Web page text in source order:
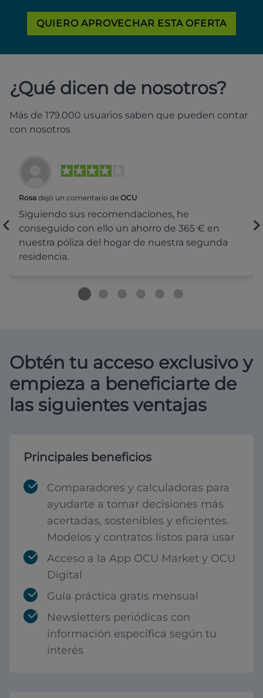
QUIERO APROVECHAR ESTA OFERTA
¿Qué dicen de nosotros?
Más de 179.000 usuarios saben que pueden contar
con nosotros
Rosa dejó un comentario de OCU
Siguiendo sus recomendaciones, he
conseguido con ello un ahorro de 365 € en
nuestra póliza del hogar de nuestra segunda
residencia.
Obtén tu acceso exclusivo y
empieza a beneficiarte de
las siguientes ventajas
Principales beneficios
Comparadores y calculadoras para
ayudarte a tomar decisiones más
acertadas, sostenibles y eficientes.
Modelos y contratos listos para usar
Acceso a la App OCU Market y OCU
Digital
Guía práctica gratis mensual
Newsletters periódicas con
información específica según tu
interés